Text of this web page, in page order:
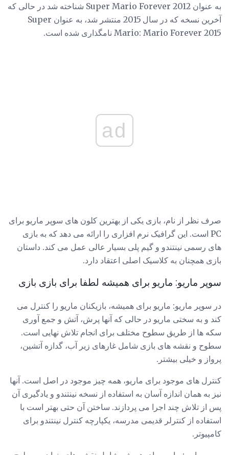
به عنوان Super Mario Forever 2012 شناخته شد در حالی که
آخرین نسخه که در سال 2015 منتشر شد، به عنوان Super
Mario: Mario Forever 2015 نامگذاری شده است.
ad
صرف نظر از نام، بازی یکی از بهترین کلون های سوپر ماریو برای
PC است. این گرافیک نرم افزاری را ارائه می دهد که به بازی
های رسمی نینتندو و گیم پلی بسیار عالی عمل می کند. داستان
بازی همچنان به کلاسیک اصلی اعتقاد دارد.
سوپر ماریو: ماریو برای همیشه لطفا برای بازی بازی
در سوپر ماریو: ماریو برای همیشه، بازیکنان ماریو را کنترل می
کند و به سختی ماریو در حالی که آنها پرش، آتش و جمع آوری
سکه ها از طریق سطوح مختلف برای انجام تلاش نهایی است.
سطوح و نقشه های بازی شامل غارهای زیر آب، گدازه آتشین،
پرواز و خیلی بیشتر.
کنترل های موجود برای ماریو، همه چیز موجود در اصل است. آنها
نیز به همان اندازه آسان به استفاده از نسخه نینتندو و یادگیری آن
پس از تلاش چند اجرا می پردازند. ساختن آن حتی بهتر است با
استفاده از کنترلر قدیمی مدرسه، یکپارچه کنترل نینتندو برای
کامپیوتر.